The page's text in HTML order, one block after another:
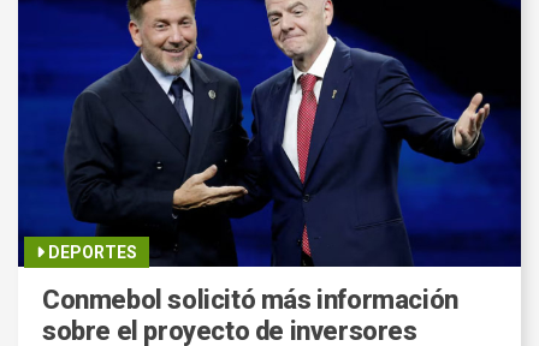
DEPORTES
Conmebol solicitó más información
sobre el proyecto de inversores